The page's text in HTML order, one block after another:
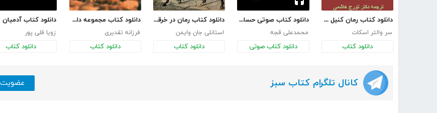
دانلود کتاب رمان کنیل وورث
سر والتر اسکات
دانلود کتاب
دانلود کتاب صوتی حسادت
محمدعلی قجه
دانلود کتاب صوتی
دانلود کتاب رمان در خرقه سرخ رنگ
استانلی جان وایمن
دانلود کتاب
دانلود کتاب مجموعه داستان‌های دقیقه‌هام
فرزانه تقدیری
دانلود کتاب
دانلود کتاب آدمیان
زویا قلی پور
دانلود کتاب
کانال تلگرام کتاب سبز عضویت